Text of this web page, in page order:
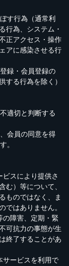
す行為（通常利
行為、システム・
正アクセス・操作
アに感染させる行
録・会員登録の
する行為を除く）
適切と判断する
会員の同意を得
。
スにより提供さ
む）等について、
ものではなく、ま
ではありません。
の障害、定期・緊
可抗力の事態が生
終了することがあ
サービスを利用で